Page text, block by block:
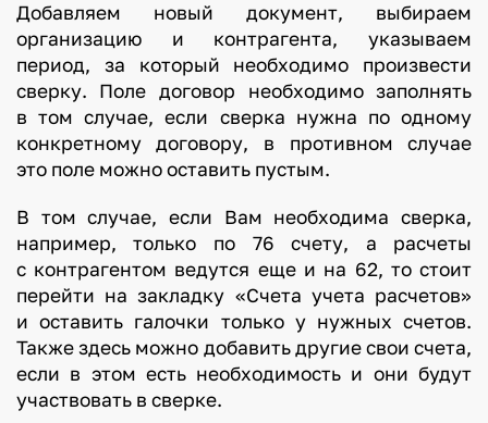
Добавляем новый документ, выбираем
организацию и контрагента, указываем
период, за который необходимо произвести
сверку. Поле договор необходимо заполнять
в том случае, если сверка нужна по одному
конкретному договору, в противном случае
это поле можно оставить пустым.
В том случае, если Вам необходима сверка,
например, только по 76 счету, а расчеты
с контрагентом ведутся еще и на 62, то стоит
перейти на закладку «Счета учета расчетов»
и оставить галочки только у нужных счетов.
Также здесь можно добавить другие свои счета,
если в этом есть необходимость и они будут
участвовать в сверке.